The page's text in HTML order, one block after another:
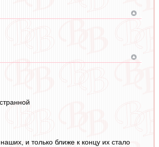
и только ближе к концу их стало